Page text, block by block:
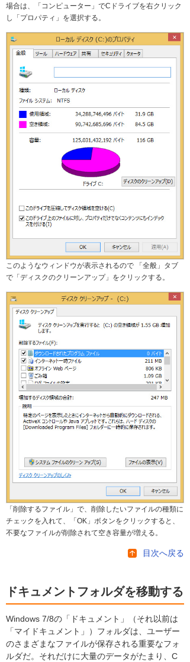
場合は、「コンピューター」でCドライブを右クリック
し「プロパティ」を選択する。
このようなウィンドウが表示されるので 「全般」タブ
で「ディスクのクリーンアップ」をクリックする。
「削除するファイル」で、削除したいファイルの種類に
チェックを入れて、「OK」ボタンをクリックすると、
不要なファイルが削除されて空き容量が増える。
目次へ戻る
ドキュメントフォルダを移動する
Windows 7/8の「ドキュメント」（それ以前は
「マイドキュメント」）フォルダは、ユーザー
のさまざまなファイルが保存される重要なフォ
ルダだ。それだけに大量のデータがたまり、C